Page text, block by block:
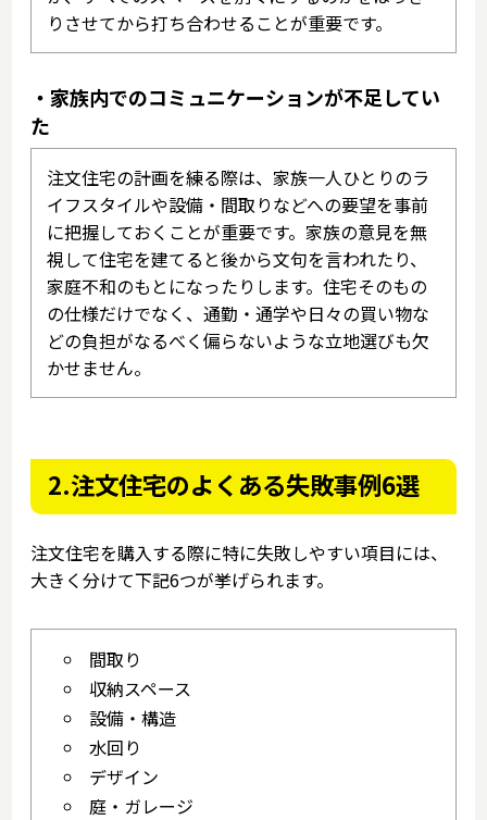
りさせてから打ち合わせることが重要です。
・家族内でのコミュニケーションが不足してい
た
注文住宅の計画を練る際は、家族一人ひとりのラ
イフスタイルや設備・間取りなどへの要望を事前
に把握しておくことが重要です。家族の意見を無
視して住宅を建てると後から文句を言われたり、
家庭不和のもとになったりします。住宅そのもの
の仕様だけでなく、通勤・通学や日々の買い物な
どの負担がなるべく偏らないような立地選びも欠
かせません。
2.注文住宅のよくある失敗事例6選
注文住宅を購入する際に特に失敗しやすい項目には、
大きく分けて下記6つが挙げられます。
間取り
収納スペース
設備・構造
水回り
デザイン
庭・ガレージ